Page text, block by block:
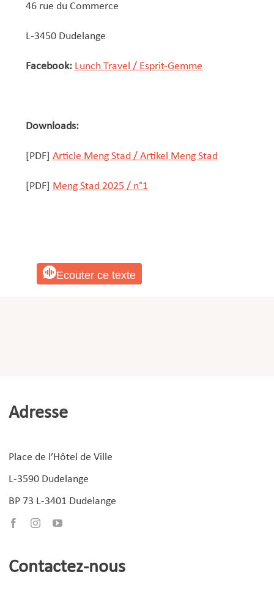
46 rue du Commerce
L-3450 Dudelange
Facebook: Lunch Travel / Esprit-Gemme
Downloads:
[PDF] Article Meng Stad / Artikel Meng Stad
[PDF] Meng Stad 2025 / n°1
Ecouter ce texte
Adresse
Place de l’Hôtel de Ville
L-3590 Dudelange
BP 73 L-3401 Dudelange
Contactez-nous